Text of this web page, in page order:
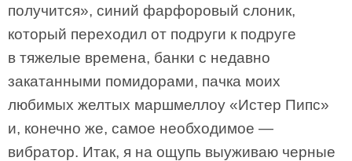
получится», синий фарфоровый слоник,
который переходил от подруги к подруге
в тяжелые времена, банки с недавно
закатанными помидорами, пачка моих
любимых желтых маршмеллоу «Истер Пипс»
и, конечно же, самое необходимое —
вибратор. Итак, я на ощупь выуживаю черные